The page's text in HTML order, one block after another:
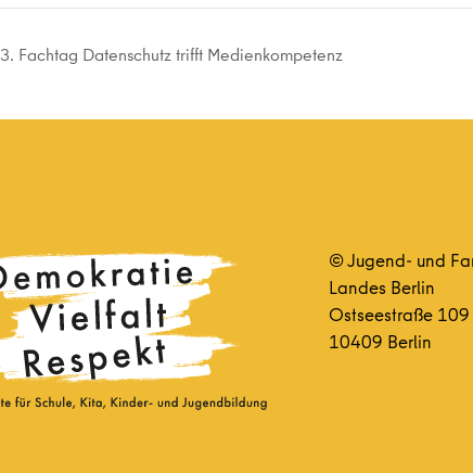
3. Fachtag Datenschutz trifft Medienkompetenz
© Jugend- und
Landes Berlin
Ostseestraße 109
10409 Berlin